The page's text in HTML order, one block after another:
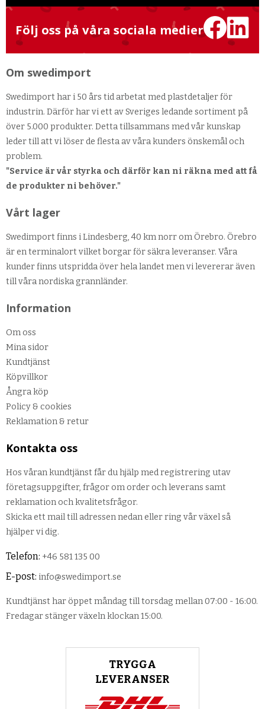
Följ oss på våra sociala medier
Om swedimport
Swedimport har i 50 års tid arbetat med plastdetaljer för
industrin. Därför har vi ett av Sveriges ledande sortiment på
över 5.000 produkter. Detta tillsammans med vår kunskap
leder till att vi löser de flesta av våra kunders önskemål och
problem.
"Service är vår styrka och därför kan ni räkna med att få
de produkter ni behöver."
Vårt lager
Swedimport finns i Lindesberg, 40 km norr om Örebro. Örebro
är en terminalort vilket borgar för säkra leveranser. Våra
kunder finns utspridda över hela landet men vi levererar även
till våra nordiska grannländer.
Information
Om oss
Mina sidor
Kundtjänst
Köpvillkor
Ångra köp
Policy & cookies
Reklamation & retur
Kontakta oss
Hos våran kundtjänst får du hjälp med registrering utav
företagsuppgifter, frågor om order och leverans samt
reklamation och kvalitetsfrågor.
Skicka ett mail till adressen nedan eller ring vår växel så
hjälper vi dig.
Telefon: +46 581 135 00
E-post: info@swedimport.se
Kundtjänst har öppet måndag till torsdag mellan 07:00 - 16:00.
Fredagar stänger växeln klockan 15:00.
TRYGGA
LEVERANSER